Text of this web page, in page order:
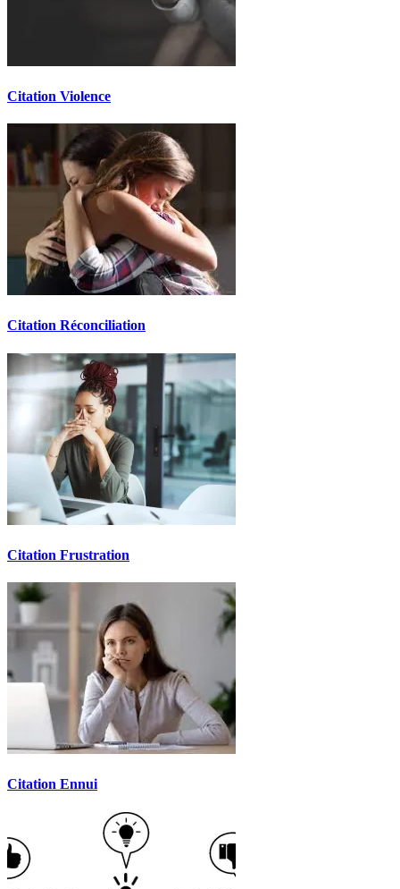
Citation Violence
Citation Réconciliation
Citation Frustration
Citation Ennui